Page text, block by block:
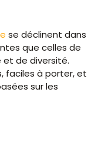
se déclinent dans
que celles de
et de diversité.
faciles à porter, et
sur les